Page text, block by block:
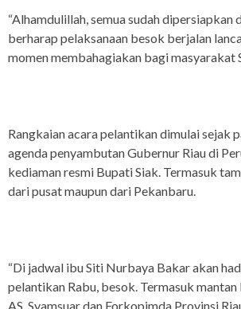
“Alhamdulillah, semua sudah dipersiapkan
berharap pelaksanaan besok berjalan
momen membahagiakan bagi masyarakat
Rangkaian acara pelantikan dimulai sejak
agenda penyambutan Gubernur Riau di
kediaman resmi Bupati Siak. Termasuk
dari pusat maupun dari Pekanbaru.
“Di jadwal ibu Siti Nurbaya Bakar akan
pelantikan Rabu, besok. Termasuk
AS, Syamsuar dan Forkopimda Provinsi